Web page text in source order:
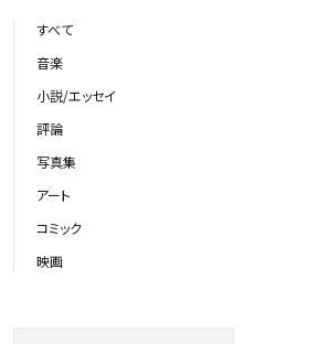
すべて
音楽
小説/エッセイ
評論
写真集
アート
コミック
映画